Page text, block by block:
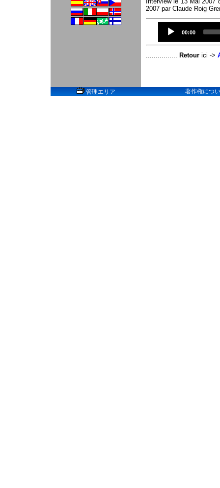
2007 par Claude Roig
Current
00:00
................ Retour ici ->
管理エリア 著作権につ